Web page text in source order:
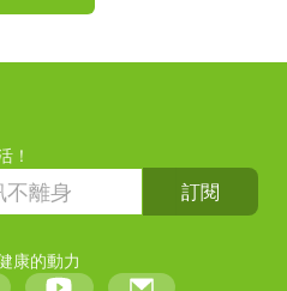
！
訂閱
康的動力